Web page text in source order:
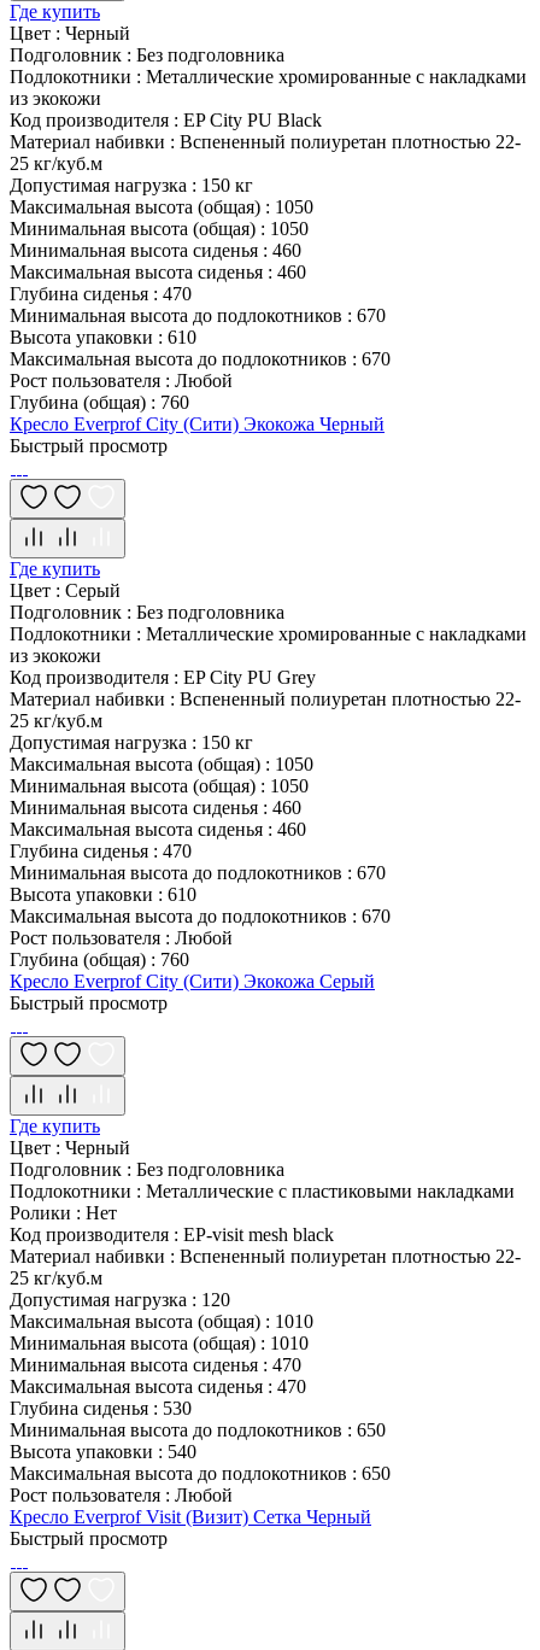
Где купить
Цвет : Черный
Подголовник : Без подголовника
Подлокотники : Металлические хромированные с накладками
из экокожи
Код производителя : EP City PU Black
Материал набивки : Вспененный полиуретан плотностью 22-
25 кг/куб.м
Допустимая нагрузка : 150 кг
Максимальная высота (общая) : 1050
Минимальная высота (общая) : 1050
Минимальная высота сиденья : 460
Максимальная высота сиденья : 460
Глубина сиденья : 470
Минимальная высота до подлокотников : 670
Высота упаковки : 610
Максимальная высота до подлокотников : 670
Рост пользователя : Любой
Глубина (общая) : 760
Кресло Everprof City (Сити) Экокожа Черный
Быстрый просмотр
Где купить
Цвет : Серый
Подголовник : Без подголовника
Подлокотники : Металлические хромированные с накладками
из экокожи
Код производителя : EP City PU Grey
Материал набивки : Вспененный полиуретан плотностью 22-
25 кг/куб.м
Допустимая нагрузка : 150 кг
Максимальная высота (общая) : 1050
Минимальная высота (общая) : 1050
Минимальная высота сиденья : 460
Максимальная высота сиденья : 460
Глубина сиденья : 470
Минимальная высота до подлокотников : 670
Высота упаковки : 610
Максимальная высота до подлокотников : 670
Рост пользователя : Любой
Глубина (общая) : 760
Кресло Everprof City (Сити) Экокожа Серый
Быстрый просмотр
Где купить
Цвет : Черный
Подголовник : Без подголовника
Подлокотники : Металлические с пластиковыми накладками
Ролики : Нет
Код производителя : EP-visit mesh black
Материал набивки : Вспененный полиуретан плотностью 22-
25 кг/куб.м
Допустимая нагрузка : 120
Максимальная высота (общая) : 1010
Минимальная высота (общая) : 1010
Минимальная высота сиденья : 470
Максимальная высота сиденья : 470
Глубина сиденья : 530
Минимальная высота до подлокотников : 650
Высота упаковки : 540
Максимальная высота до подлокотников : 650
Рост пользователя : Любой
Кресло Everprof Visit (Визит) Сетка Черный
Быстрый просмотр